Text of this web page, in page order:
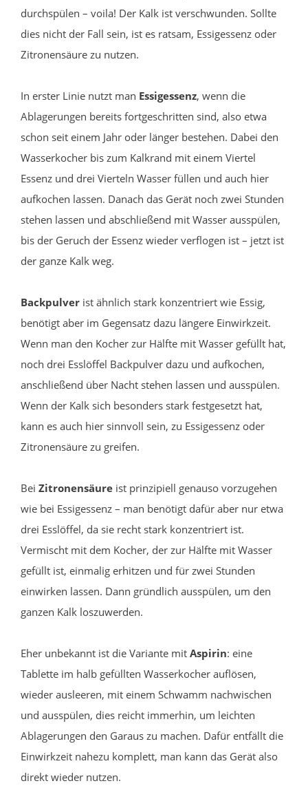
durchspülen – voila! Der Kalk ist verschwunden. Sollte
dies nicht der Fall sein, ist es ratsam, Essigessenz oder
Zitronensäure zu nutzen.
In erster Linie nutzt man Essigessenz, wenn die
Ablagerungen bereits fortgeschritten sind, also etwa
schon seit einem Jahr oder länger bestehen. Dabei den
Wasserkocher bis zum Kalkrand mit einem Viertel
Essenz und drei Vierteln Wasser füllen und auch hier
aufkochen lassen. Danach das Gerät noch zwei Stunden
stehen lassen und abschließend mit Wasser ausspülen,
bis der Geruch der Essenz wieder verflogen ist – jetzt ist
der ganze Kalk weg.
Backpulver ist ähnlich stark konzentriert wie Essig,
benötigt aber im Gegensatz dazu längere Einwirkzeit.
Wenn man den Kocher zur Hälfte mit Wasser gefüllt hat,
noch drei Esslöffel Backpulver dazu und aufkochen,
anschließend über Nacht stehen lassen und ausspülen.
Wenn der Kalk sich besonders stark festgesetzt hat,
kann es auch hier sinnvoll sein, zu Essigessenz oder
Zitronensäure zu greifen.
Bei Zitronensäure ist prinzipiell genauso vorzugehen
wie bei Essigessenz – man benötigt dafür aber nur etwa
drei Esslöffel, da sie recht stark konzentriert ist.
Vermischt mit dem Kocher, der zur Hälfte mit Wasser
gefüllt ist, einmalig erhitzen und für zwei Stunden
einwirken lassen. Dann gründlich ausspülen, um den
ganzen Kalk loszuwerden.
Eher unbekannt ist die Variante mit Aspirin: eine
Tablette im halb gefüllten Wasserkocher auflösen,
wieder ausleeren, mit einem Schwamm nachwischen
und ausspülen, dies reicht immerhin, um leichten
Ablagerungen den Garaus zu machen. Dafür entfällt die
Einwirkzeit nahezu komplett, man kann das Gerät also
direkt wieder nutzen.